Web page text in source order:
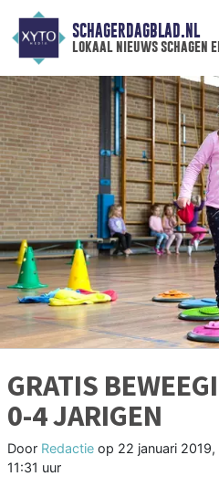
SCHAGERDAGBLAD.NL
lokaal nieuws schagen
GRATIS
0-4 JARIGEN
Door Redactie op 22 januari 2019,
11:31 uur